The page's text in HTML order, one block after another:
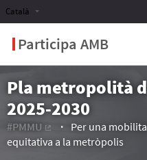
Participa AMB
Català
Pla metropolità
2025-2030
#PMMU
(Enllaç extern)
Per una
equitativa a la metròpolis